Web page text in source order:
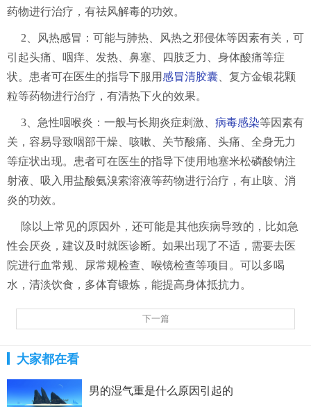
药物进行治疗，有祛风解毒的功效。
2、风热感冒：可能与肺热、风热之邪侵体等因素有关，可
引起头痛、咽痒、发热、鼻塞、四肢乏力、身体酸痛等症
状。患者可在医生的指导下服用感冒清胶囊 、复方金银花颗
粒等药物进行治疗，有清热下火的效果。
3、急性咽喉炎：一般与长期炎症刺激、 病毒感染等因素有
关，容易导致咽部干燥、咳嗽、关节酸痛、头痛、全身无力
等症状出现。患者可在医生的指导下使用地塞米松磷酸钠注
射液、吸入用盐酸氨溴索溶液等药物进行治疗，有止咳、消
炎的功效。
除以上常见的原因外，还可能是其他疾病导致的，比如急
性会厌炎，建议及时就医诊断。如果出现了不适，需要去医
院进行血常规、尿常规检查、喉镜检查等项目。可以多喝
水，清淡饮食，多体育锻炼，能提高身体抵抗力。
下一篇
大家都在看
男的湿气重是什么原因引起的